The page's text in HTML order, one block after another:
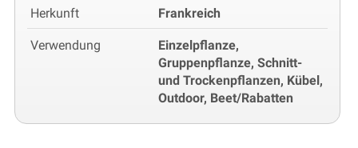
Herkunft Frankreich
Verwendung
Einzelpflanze,
Gruppenpflanze, Schnitt-
und Trockenpflanzen, Kübel,
Outdoor, Beet/Rabatten